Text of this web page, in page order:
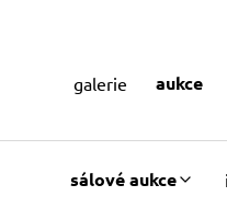
sálové aukce
galerie aukce